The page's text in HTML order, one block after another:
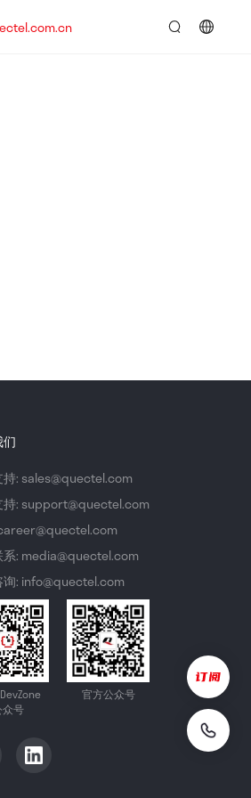
: sales@quectel.com
持: support@quectel.com
系: media@quectel.com
: info@quectel.com
号
官方公众号